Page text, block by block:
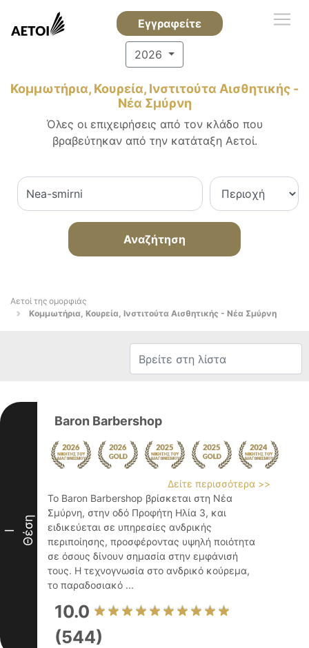
Εγγραφείτε
2026
Κομμωτήρια, Κουρεία, Ινστιτούτα Αισθητικής -
Νέα Σμύρνη
Όλες οι επιχειρήσεις από τον κλάδο που
βραβεύτηκαν από την κατάταξη Αετοί.
Αναζήτηση
Αετοί της ομορφιάς
Κομμωτήρια, Κουρεία, Ινστιτούτα Αισθητικής - Νέα Σμύρνη
I Θέση
Baron Barbershop
Δείτε περισσότερα >>
Το Baron Barbershop βρίσκεται στη Νέα
Σμύρνη, στην οδό Προφήτη Ηλία 3, και
ειδικεύεται σε υπηρεσίες ανδρικής
περιποίησης, προσφέροντας υψηλή ποιότητα
σε όσους δίνουν σημασία στην εμφάνισή
τους. Η τεχνογνωσία στο ανδρικό κούρεμα,
το παραδοσιακό ...
10.0
(544)